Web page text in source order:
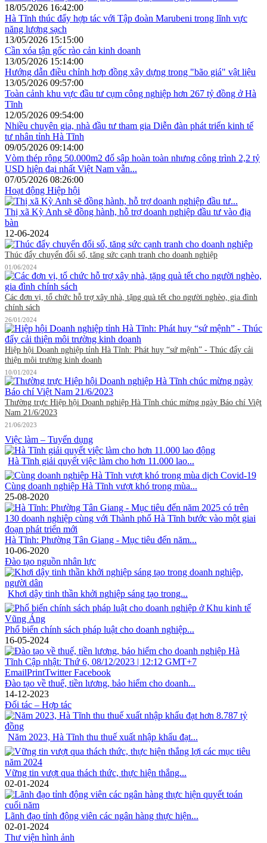
18/05/2026 16:42:00
Hà Tĩnh thúc đẩy hợp tác với Tập đoàn Marubeni trong lĩnh vực
năng lượng sạch
13/05/2026 15:15:00
Cần xóa tận gốc rào cản kinh doanh
13/05/2026 15:14:00
Hướng dẫn điều chỉnh hợp đồng xây dựng trong "bão giá" vật liệu
13/05/2026 09:57:00
Toàn cảnh khu vực đầu tư cụm công nghiệp hơn 267 tỷ đồng ở Hà
Tĩnh
12/05/2026 09:54:00
Nhiều chuyên gia, nhà đầu tư tham gia Diễn đàn phát triển kinh tế
tư nhân tỉnh Hà Tĩnh
09/05/2026 09:14:00
Vòm thép rộng 50.000m2 đổ sập hoàn toàn nhưng công trình 2,2 tỷ
USD hiện đại nhất Việt Nam vẫn...
07/05/2026 08:26:00
Hoạt động Hiệp hội
Thị xã Kỳ Anh sẽ đồng hành, hỗ trợ doanh nghiệp đầu tư vào địa
bàn
12-06-2024
Thúc đẩy chuyển đổi số, tăng sức cạnh tranh cho doanh nghiệp
01/06/2024
Các đơn vị, tổ chức hỗ trợ xây nhà, tặng quà tết cho người nghèo, gia đình
chính sách
26/01/2024
Hiệp hội Doanh nghiệp tỉnh Hà Tĩnh: Phát huy “sứ mệnh” - Thúc đẩy cải
thiện môi trường kinh doanh
10/01/2024
Thường trực Hiệp hội Doanh nghiệp Hà Tĩnh chúc mừng ngày Báo chí Việt
Nam 21/6/2023
21/06/2023
Việc làm – Tuyển dụng
Hà Tĩnh giải quyết việc làm cho hơn 11.000 lao...
Cùng doanh nghiệp Hà Tĩnh vượt khó trong mùa...
25-08-2020
Hà Tĩnh: Phường Tân Giang - Mục tiêu đến năm...
10-06-2020
Đào tạo nguồn nhân lực
Khơi dậy tinh thần khởi nghiệp sáng tạo trong...
Phổ biến chính sách pháp luật cho doanh nghiệp...
16-05-2024
Đào tạo về thuế, tiền lương, bảo hiểm cho doanh...
14-12-2023
Đối tác – Hợp tác
Năm 2023, Hà Tĩnh thu thuế xuất nhập khẩu đạt...
Vững tin vượt qua thách thức, thực hiện thắng...
02-01-2024
Lãnh đạo tỉnh động viên các ngân hàng thực hiện...
02-01-2024
Thư viện hình ảnh